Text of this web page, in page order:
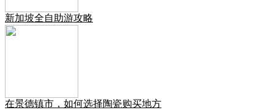
新加坡全自助游攻略
在景德镇市，如何选择陶瓷购买地方